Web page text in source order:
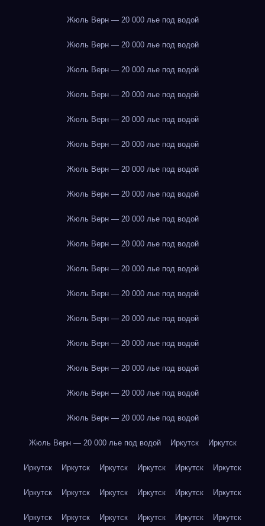
Жюль Верн — 20 000 лье под водой
Жюль Верн — 20 000 лье под водой
Жюль Верн — 20 000 лье под водой
Жюль Верн — 20 000 лье под водой
Жюль Верн — 20 000 лье под водой
Жюль Верн — 20 000 лье под водой
Жюль Верн — 20 000 лье под водой
Жюль Верн — 20 000 лье под водой
Жюль Верн — 20 000 лье под водой
Жюль Верн — 20 000 лье под водой
Жюль Верн — 20 000 лье под водой
Жюль Верн — 20 000 лье под водой
Жюль Верн — 20 000 лье под водой
Жюль Верн — 20 000 лье под водой
Жюль Верн — 20 000 лье под водой
Жюль Верн — 20 000 лье под водой
Жюль Верн — 20 000 лье под водой
Жюль Верн — 20 000 лье под водой Иркутск Иркутск
Иркутск Иркутск Иркутск Иркутск Иркутск Иркутск
Иркутск Иркутск Иркутск Иркутск Иркутск Иркутск
Иркутск Иркутск Иркутск Иркутск Иркутск Иркутск